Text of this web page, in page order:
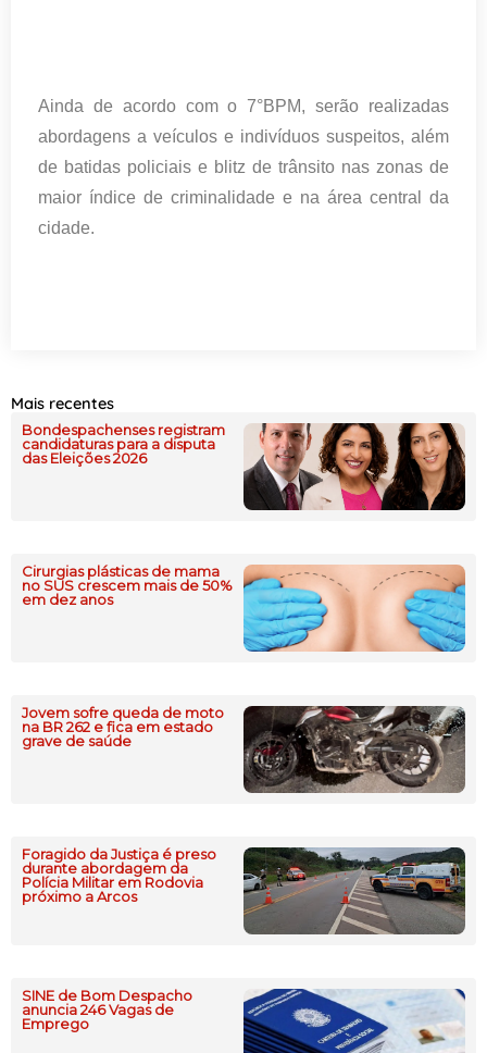
Ainda de acordo com o 7°BPM, serão realizadas
abordagens a veículos e indivíduos suspeitos, além
de batidas policiais e blitz de trânsito nas zonas de
maior índice de criminalidade e na área central da
cidade.
Mais recentes
Bondespachenses registram
candidaturas para a disputa
das Eleições 2026
Cirurgias plásticas de mama
no SUS crescem mais de 50%
em dez anos
Jovem sofre queda de moto
na BR 262 e fica em estado
grave de saúde
Foragido da Justiça é preso
durante abordagem da
Polícia Militar em Rodovia
próximo a Arcos
SINE de Bom Despacho
anuncia 246 Vagas de
Emprego